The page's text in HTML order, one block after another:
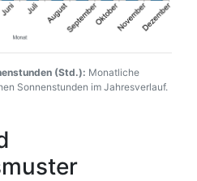
(Std.): Monatliche
Sonnenstunden im Jahresverlauf.